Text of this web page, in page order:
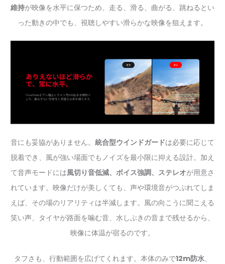
維持が映像を水平に保つため、走る、滑る、曲がる、跳ねるとい
った動きの中でも、視聴しやすい滑らかな映像を狙えます。
音にも妥協がありません。 統合型ウインドガードは必要に応じて
脱着でき、風が強い場面でもノイズを最小限に抑える設計。加え
て音声モードには風切り音低減、ボイス強調、ステレオが用意さ
れています。映像だけが美しくても、声や環境音がつぶれてしま
えば、その場のリアリティは半減します。風の向こうに聞こえる
笑い声、タイヤが路面を噛む音、水しぶきの音まで残せるから、
映像に体温が宿るのです。
タフさも、行動範囲を広げてくれます。本体のみで12m防水、